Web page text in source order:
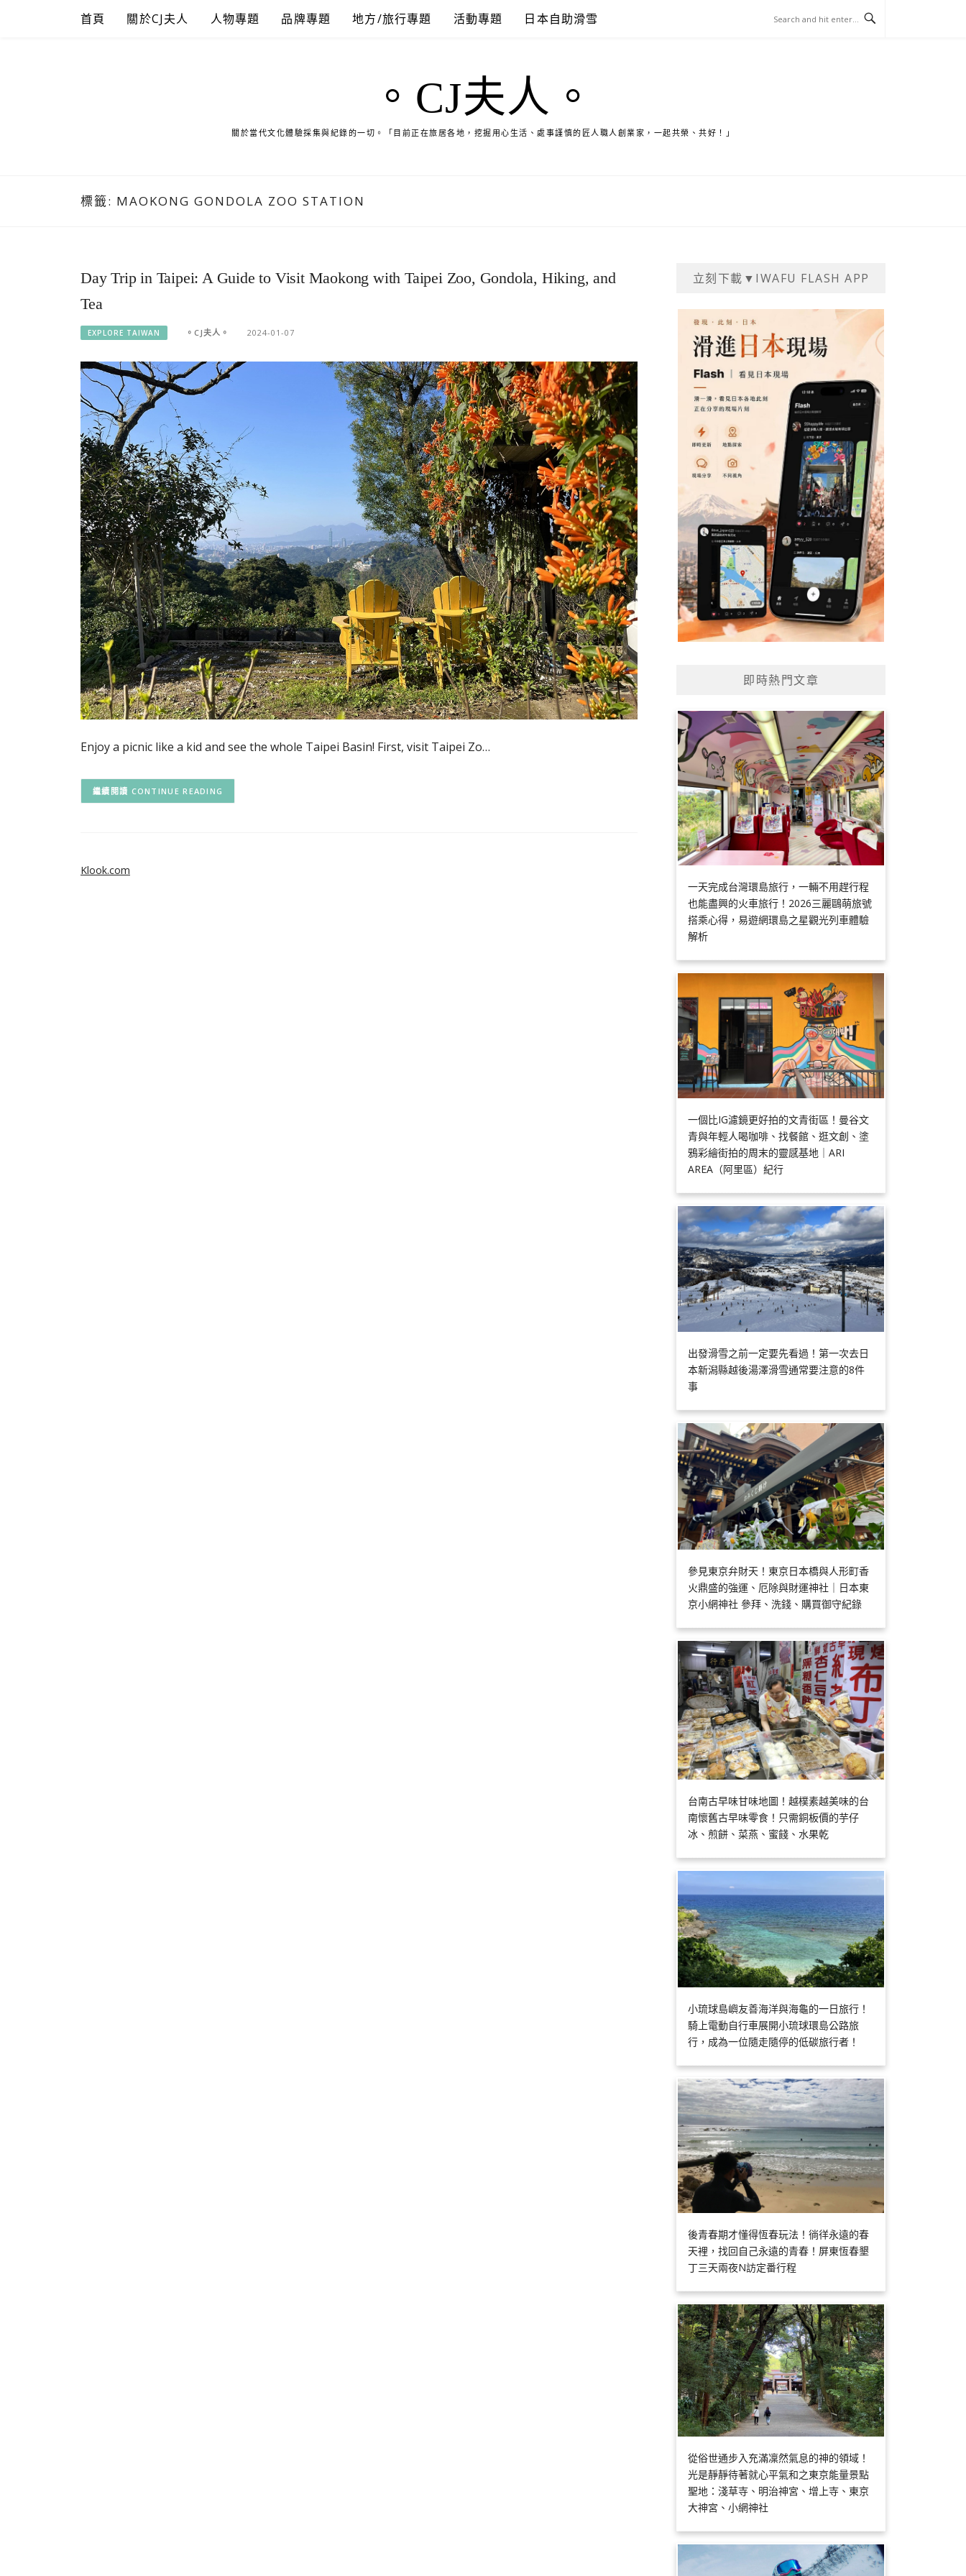
首頁 關於CJ夫人 人物專題 品牌專題 地方/旅行專題 活動專題 日本自助滑雪
。CJ夫人。
關於當代文化體驗採集與紀錄的一切。「目前正在旅居各地，挖掘用心生活、處事謹慎的匠人職人創業家，一起共榮、共好！」
標籤: MAOKONG GONDOLA ZOO STATION
Day Trip in Taipei: A Guide to Visit Maokong with Taipei Zoo, Gondola, Hiking, and
Tea
EXPLORE TAIWAN 。CJ夫人。 2024-01-07
Enjoy a picnic like a kid and see the whole Taipei Basin! First, visit Taipei Zo…
CONTINUE READING
立刻下載▼IWAFU FLASH APP
即時熱門文章
一天完成台灣環島旅行，一輛不用趕行程
也能盡興的火車旅行！2026三麗鷗萌旅號
搭乘心得，易遊網環島之星觀光列車體驗
解析
一個比IG濾鏡更好拍的文青街區！曼谷文
青與年輕人喝咖啡、找餐館、逛文創、塗
鴉彩繪街拍的周末的靈感基地｜ARI
AREA（阿里區）紀行
出發滑雪之前一定要先看過！第一次去日
本新潟縣越後湯澤滑雪通常要注意的8件
事
參見東京弁財天！東京日本橋與人形町香
火鼎盛的強運、厄除與財運神社｜日本東
京小網神社 參拜、洗錢、購買御守紀錄
台南古早味甘味地圖！越樸素越美味的台
南懷舊古早味零食！只需銅板價的芋仔
冰、煎餅、菜燕、蜜餞、水果乾
小琉球島嶼友善海洋與海龜的一日旅行！
騎上電動自行車展開小琉球環島公路旅
行，成為一位隨走隨停的低碳旅行者！
後青春期才懂得恆春玩法！徜徉永遠的春
天裡，找回自己永遠的青春！屏東恆春墾
丁三天兩夜N訪定番行程
從俗世通步入充滿凜然氣息的神的領域！
光是靜靜待著就心平氣和之東京能量景點
聖地：淺草寺、明治神宮、增上寺、東京
大神宮、小網神社
Klook.com